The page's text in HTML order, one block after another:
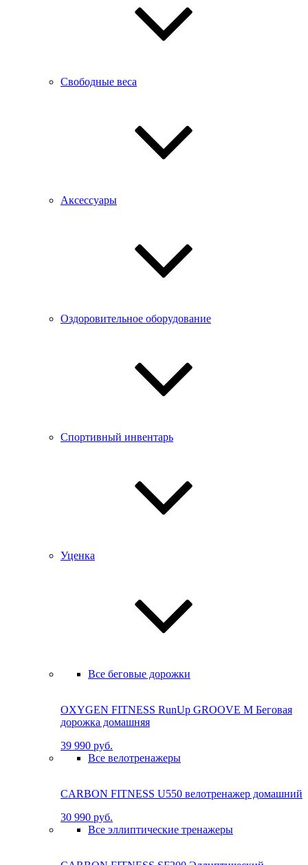
Свободные веса
Аксессуары
Оздоровительное оборудование
Спортивный инвентарь
Уценка
Все беговые дорожки
OXYGEN FITNESS RunUp GROOVE M Бе­го­вая
до­рож­ка до­маш­няя
39 990 руб.
Все велотренажеры
CARBON FITNESS U550 велотренажер домашний
30 990 руб.
Все эллиптические тренажеры